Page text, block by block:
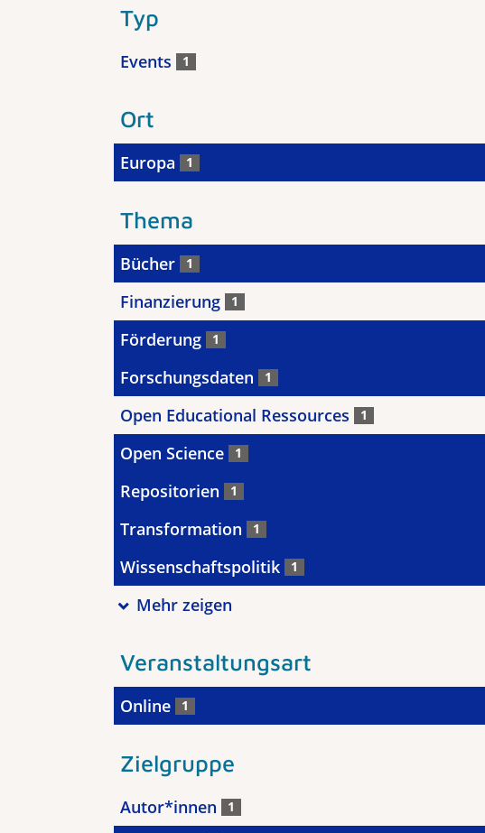
Typ
Events 1
Ort
Europa 1
Thema
Bücher 1
Finanzierung 1
Förderung 1
Forschungsdaten 1
Open Educational Ressources 1
Open Science 1
Repositorien 1
Transformation 1
Wissenschaftspolitik 1
Mehr zeigen
Veranstaltungsart
Online 1
Zielgruppe
Autor*innen 1